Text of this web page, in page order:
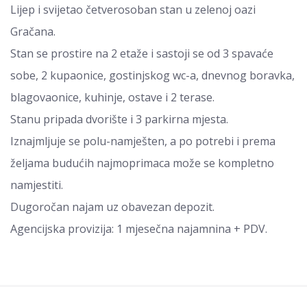
Lijep i svijetao četverosoban stan u zelenoj oazi
Gračana.
Stan se prostire na 2 etaže i sastoji se od 3 spavaće
sobe, 2 kupaonice, gostinjskog wc-a, dnevnog boravka,
blagovaonice, kuhinje, ostave i 2 terase.
Stanu pripada dvorište i 3 parkirna mjesta.
Iznajmljuje se polu-namješten, a po potrebi i prema
željama budućih najmoprimaca može se kompletno
namjestiti.
Dugoročan najam uz obavezan depozit.
Agencijska provizija: 1 mjesečna najamnina + PDV.